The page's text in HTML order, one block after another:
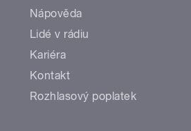
Nápověda
Lidé v rádiu
Kariéra
Kontakt
Rozhlasový poplatek